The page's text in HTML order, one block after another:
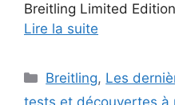
Breitling Limited
Lire la suite
Catégories
Breitling, Les